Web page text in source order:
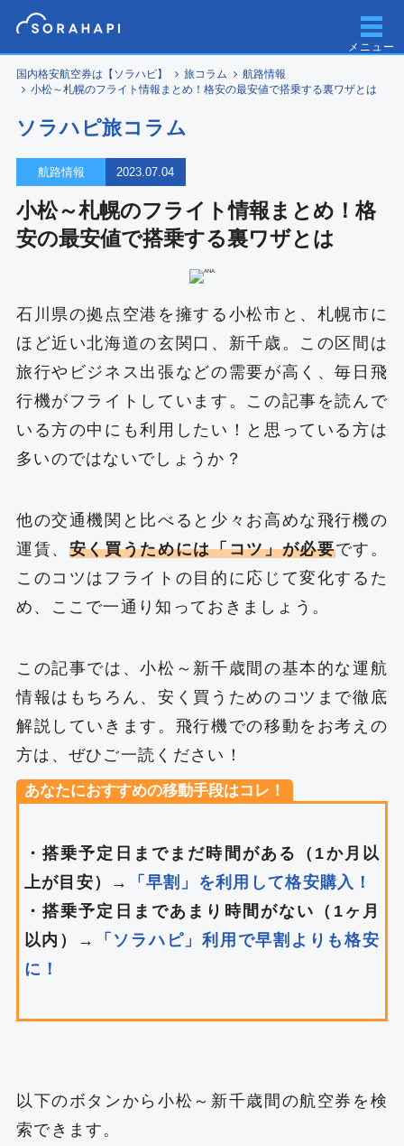
メニュー
国内格安航空券は【ソラハピ】 旅コラム
航路情報
小松～札幌のフライト情報まとめ！格安の最安値で搭乗する裏ワザとは
ソラハピ旅コラム
航路情報 2023.07.04
小松～札幌のフライト情報まとめ！格
安の最安値で搭乗する裏ワザとは
石川県の拠点空港を擁する小松市と、札幌市に
ほど近い北海道の玄関口、新千歳。この区間は
旅行やビジネス出張などの需要が高く、毎日飛
行機がフライトしています。この記事を読んで
いる方の中にも利用したい！と思っている方は
多いのではないでしょうか？
他の交通機関と比べると少々お高めな飛行機の
運賃、 安く買うためには「コツ」が必要です。
このコツはフライトの目的に応じて変化するた
め、ここで一通り知っておきましょう。
この記事では、小松～新千歳間の基本的な運航
情報はもちろん、安く買うためのコツまで徹底
解説していきます。飛行機での移動をお考えの
方は、ぜひご一読ください！
あなたにおすすめの移動手段はコレ！
・搭乗予定日までまだ時間がある（1か月以
上が目安）→
「早割」を利用して格安購入！
・搭乗予定日まであまり時間がない（1ヶ月
以内）→
「ソラハピ」利用で早割よりも格安
に！
以下のボタンから小松～新千歳間の航空券を検
索できます。